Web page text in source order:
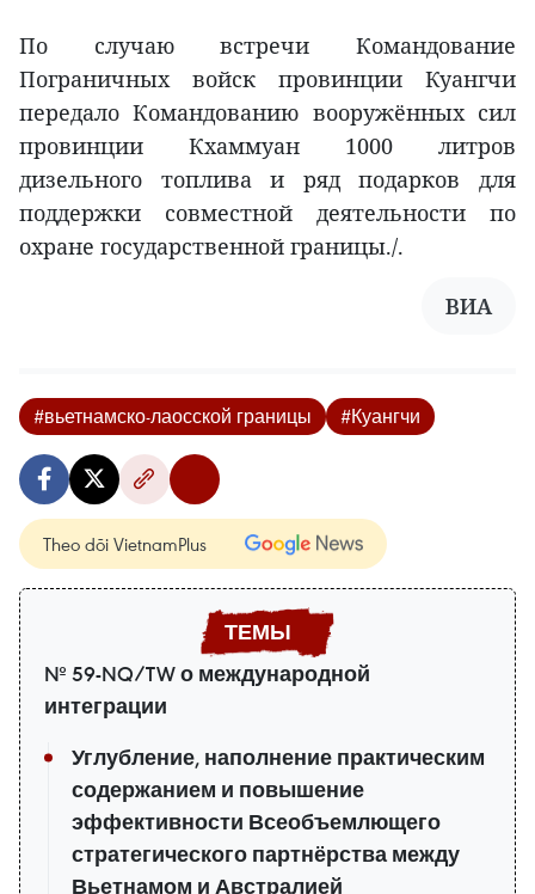
По случаю встречи Командование
Пограничных войск провинции Куангчи
передало Командованию вооружённых сил
провинции Кхаммуан 1000 литров
дизельного топлива и ряд подарков для
поддержки совместной деятельности по
охране государственной границы./.
ВИА
#вьетнамско-лаосской границы #Куангчи
Theo dõi VietnamPlus
№ 59-NQ/TW о международной
интеграции
Углубление, наполнение практическим
содержанием и повышение
эффективности Всеобъемлющего
стратегического партнёрства между
Вьетнамом и Австралией